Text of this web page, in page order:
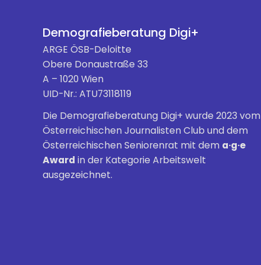
Demografieberatung Digi+
ARGE ÖSB-Deloitte
Obere Donaustraße 33
A – 1020 Wien
UID-Nr.: ATU73118119
Die Demografieberatung Digi+ wurde 2023 vom
Österreichischen Journalisten Club und dem
Österreichischen Seniorenrat mit dem a·g·e
Award in der Kategorie Arbeitswelt
ausgezeichnet.